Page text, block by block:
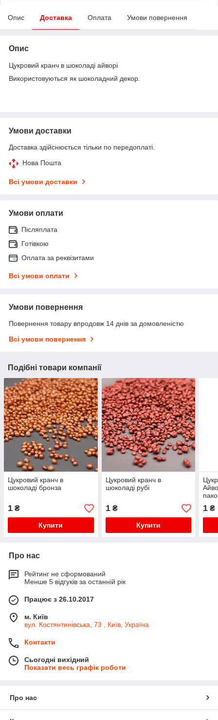
Опис Доставка Оплата Умови повернення
Опис
Цукровий кранч в шоколаді айворі
Використовуються як шоколадний декор.
Умови доставки
Доставка здійснюється тільки по передоплаті.
Нова Пошта
Всі умови доставки
Умови оплати
Післяплата
Готівкою
Оплата за реквізитами
Всі умови оплати
Умови повернення
Повернення товару впродовж 14 днів за домовленістю
Всі умови повернення
Подібні товари компанії
Цукровий кранч в
шоколаді бронза
1 ₴
Купити
Цукровий кранч в
шоколаді рубі
1₴
Купити
1 ₴
Про нас
Рейтинг не сформований
Менше 5 відгуків за останній рік
Працює з 26.10.2017
м. Київ
вул. Костянтинівська, 73 , Київ, Україна
Контакти
Сьогодні вихідний
Показати весь графік роботи
Про нас